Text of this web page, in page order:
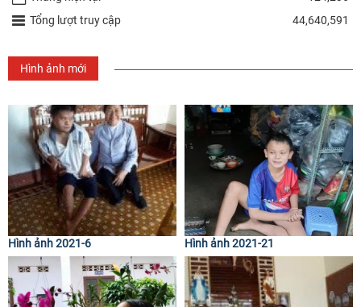
Tổng lượt truy cập
44,640,591
Hình ảnh mới
Hình ảnh 2021-6 Hình ảnh 2021-21